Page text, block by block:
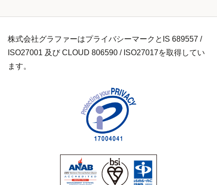
株式会社グラファーはプライバシーマークとIS 689557 /
ISO27001 及び CLOUD 806590 / ISO27017を取得してい
ます。